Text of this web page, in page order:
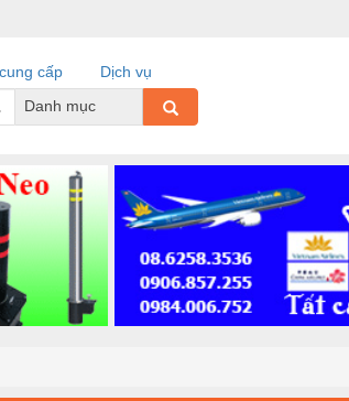
cấp
Dịch vụ
Danh mục